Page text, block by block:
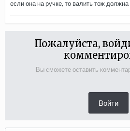
если она на ручке, то валить тож должна
Пожалуйста,
Вы сможете оставить
Войти